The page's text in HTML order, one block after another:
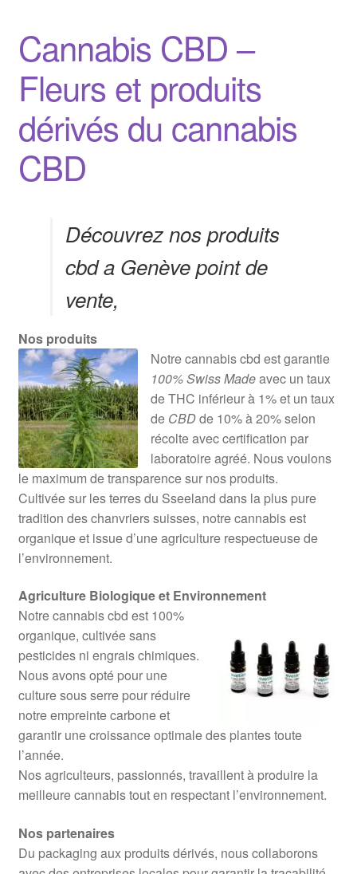
Cannabis CBD –
Fleurs et produits
dérivés du cannabis
CBD
Découvrez nos produits
cbd a Genève point de
vente,
Nos produits
Notre cannabis cbd est garantie
100% Swiss Madeavec un taux
de THC inférieur à 1% et un taux
deCBDde 10% à 20% selon
récolte avec certification par
laboratoire agréé. Nous voulons
le maximum de transparence sur nos produits.
Cultivée sur les terres du Sseeland dans la plus pure
tradition des chanvriers suisses, notre cannabis est
organique et issue d’une agriculture respectueuse de
l’environnement.
Agriculture Biologique et Environnement
Notre cannabis cbd est 100%
organique, cultivée sans
pesticides ni engrais chimiques.
Nous avons opté pour une
culture sous serre pour réduire
notre empreinte carbone et
garantir une croissance optimale des plantes toute
l’année.
Nos agriculteurs, passionnés, travaillent à produire la
meilleure cannabis tout en respectant l’environnement.
Nos partenaires
Du packaging aux produits dérivés, nous collaborons